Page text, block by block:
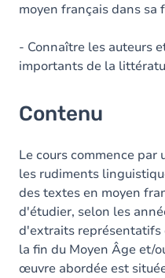
moyen français dans sa
- Connaître les auteurs
importants de la
Contenu
Le cours commence
les rudiments
des textes en moyen
d'étudier, selon les
d'extraits
la fin du Moyen Âge et/
œuvre abordée est